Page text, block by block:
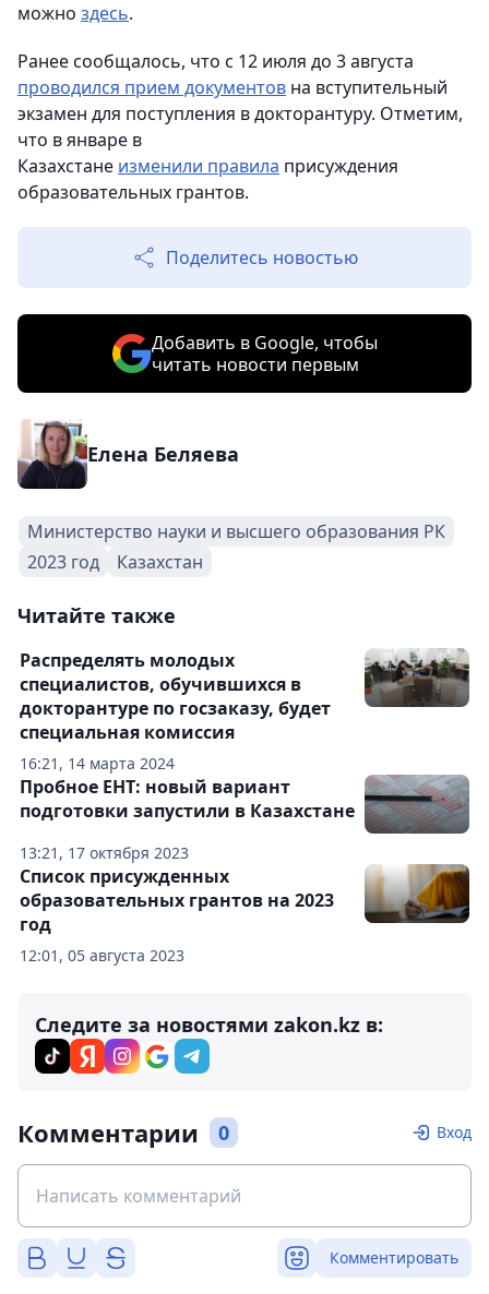
можно здесь.
Ранее сообщалось, что с 12 июля до 3 августа
проводился прием документов на вступительный
экзамен для поступления в докторантуру. Отметим,
что в январе в
Казахстане изменили правила присуждения
образовательных грантов.
Поделитесь новостью
Добавить в Google, чтобы
читать новости первым
Елена Беляева
Министерство науки и высшего образования РК
2023 год
Казахстан
Читайте также
16:21, 14 марта 2024
Распределять молодых
специалистов, обучившихся в
докторантуре по госзаказу, будет
специальная комиссия
13:21, 17 октября 2023
Пробное ЕНТ: новый вариант
подготовки запустили в Казахстане
12:01, 05 августа 2023
Список присужденных
образовательных грантов на 2023
год
Следите за новостями zakon.kz в:
Комментарии 0 Вход
Комментировать